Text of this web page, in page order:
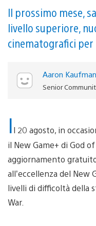
Il prossimo mese,
livello superiore,
cinematografici per
Aaron Kaufman
Senior
Il 20 agosto, in
il New Game+ di God
aggiornamento
all’eccellenza del
livelli di difficoltà della
War.